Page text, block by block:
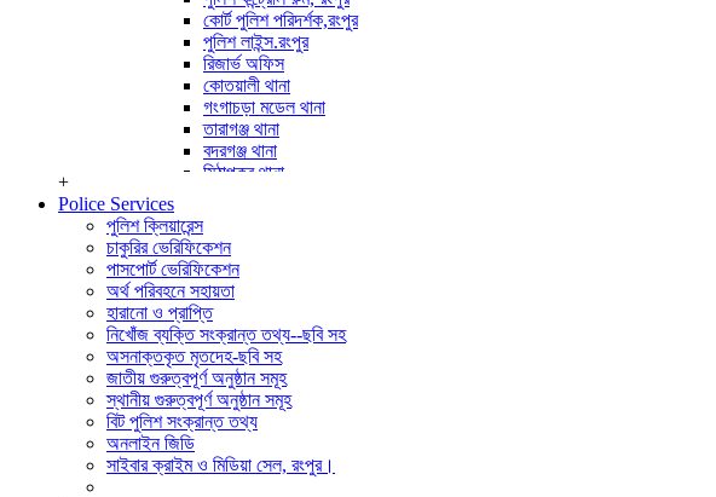
কোর্ট পুলিশ পরিদর্শক,রংপুর
পুলিশ লাইন্স.রংপুর
রিজার্ভ অফিস
কোতয়ালী থানা
গংগাচড়া মডেল থানা
তারাগঞ্জ থানা
বদরগঞ্জ থানা
মিঠাপুকুর থানা
পীরগাছা থানা
ভেন্ডাবাড়ী তদন্ত কেন্দ্র
বৈরাতিহাট তদন্ত কেন্দ্র
সিডিএমএস শাখা
পুলিশ ক্লিয়ারেন্স অ্যান্ড মিডিয়া সেল।
সাইবার ক্রাইম এন্ড মিডিয়া সেল, রংপুর।
পুলিশ হাসপাতাল,রংপুর
মোটরযান শাখা
রেশন ষ্টোর
অফিস সেকশন
হিসাব শাখা,রংপুর
+
Police Services
পুলিশ ক্লিয়ারেন্স
চাকুরির ভেরিফিকেশন
পাসপোর্ট ভেরিফিকেশন
অর্থ পরিবহনে সহায়তা
হারানো ও প্রাপ্তি
নিখোঁজ ব্যক্তি সংক্রান্ত তথ্য--ছবি সহ
অসনাক্তকৃত মৃতদেহ-ছবি সহ
জাতীয় গুরুত্বপূর্ণ অনুষ্ঠান সমূহ
স্থানীয় গুরুত্বপূর্ণ অনুষ্ঠান সমূহ
বিট পুলিশ সংক্রান্ত তথ্য
অনলাইন জিডি
সাইবার ক্রাইম ও মিডিয়া সেল, রংপুর।